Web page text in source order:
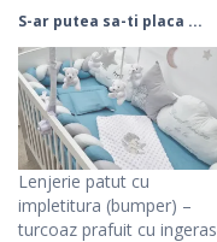
S-ar putea sa-ti placa ...
Lenjerie patut cu
impletitura (bumper) –
turcoaz prafuit cu ingeras